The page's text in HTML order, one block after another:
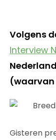
Volgens
Interview
(waarvan
Gisteren